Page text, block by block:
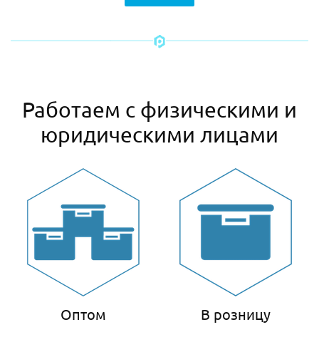
Работаем с физическими и
юридическими лицами
Оптом В розницу